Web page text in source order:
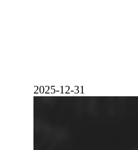
2025-12-31